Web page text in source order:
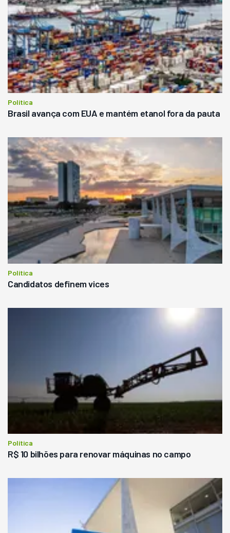
Política
Brasil avança com EUA e mantém etanol fora da pauta
Política
Candidatos definem vices
Política
R$ 10 bilhões para renovar máquinas no campo